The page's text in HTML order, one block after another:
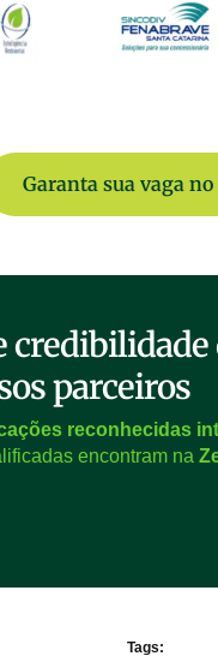
Garanta sua vaga no
credibilidade
parceiros
reconhecidas
encontram na
Tags: